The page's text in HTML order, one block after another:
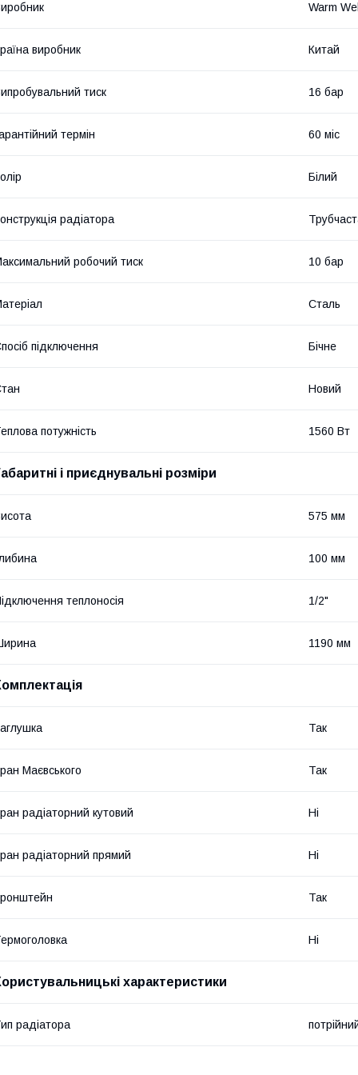
Warm
виробник Китай
тиск 16 бар
термін 60 міс
Білий
радіатора
робочий тиск 10 бар
Сталь
підключення Бічне
Новий
потужність 1560 Вт
і приєднувальні розміри
575 мм
100 мм
теплоносія 1/2"
1190 мм
Так
Маєвського Так
радіаторний кутовий Ні
радіаторний прямий Ні
Так
Ні
характеристики
радіатора